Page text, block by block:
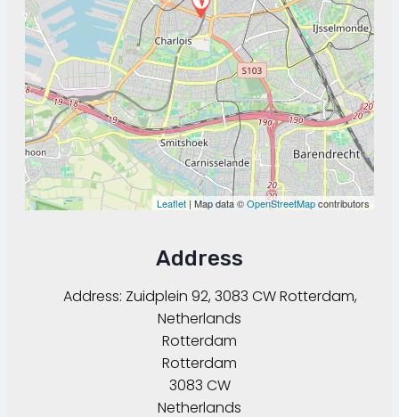
Leaflet | Map data ©OpenStreetMapcontributors
Address
Address: Zuidplein 92, 3083 CW Rotterdam,
Netherlands
Rotterdam
Rotterdam
3083 CW
Netherlands